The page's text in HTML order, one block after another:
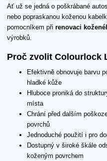
Ať už se jedná o poškrábané
nebo popraskanou koženou
pomocníkem při renovaci
výrobků.
Proč zvolit Colourlock
Efektivně obnovuje barvu
hladké kůže
Hluboce proniká do
místa
Chrání před dalším
povrchů
Jednoduché použití i pro
Dostupný v široké škále
koženým povrchem